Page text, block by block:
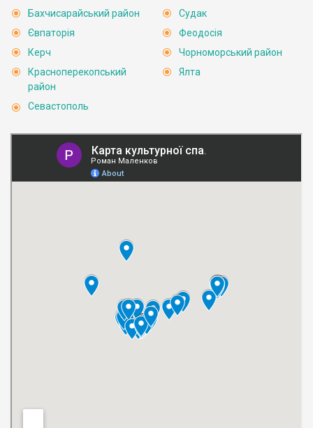
Бахчисарайський район
Євпаторія
Керч
Красноперекопський
район
Севастополь
Судак
Феодосія
Чорноморський район
Ялта